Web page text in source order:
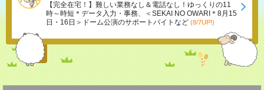
【完全在宅！】難しい業務なし＆電話なし！ゆっくりの11
時～時短＊データ入力・事務、＜SEKAI NO OWARI＊8月15
日・16日＞ドーム公演のサポートバイトなど (8/7UP!)